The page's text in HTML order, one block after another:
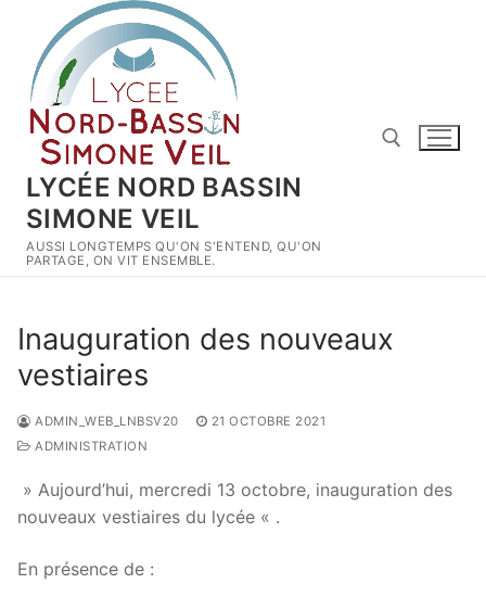
contenu
LYCÉE NORD BASSIN
SIMONE VEIL
AUSSI LONGTEMPS QU'ON S'ENTEND, QU'ON
PARTAGE, ON VIT ENSEMBLE.
Inauguration des nouveaux
vestiaires
ADMIN_WEB_LNBSV20
21 OCTOBRE 2021
ADMINISTRATION
» Aujourd’hui, mercredi 13 octobre, inauguration des
nouveaux vestiaires du lycée « .
En présence de :